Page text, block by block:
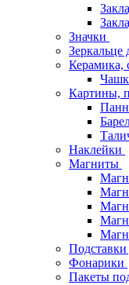
Значки
Зеркальце
Керамика,
Картины,
Наклейки
Магниты
Подставки
Фонарики
Пакеты